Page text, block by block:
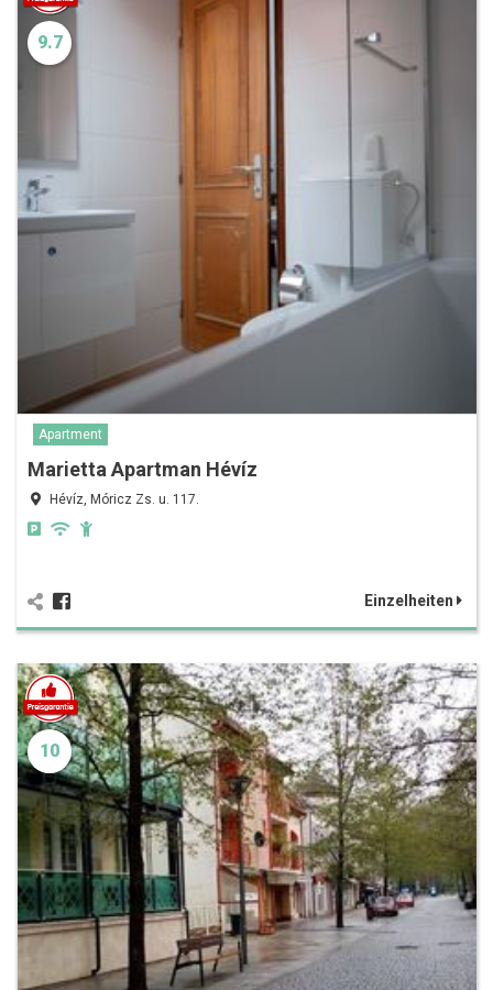
9.7
Apartment
Marietta Apartman Hévíz
Hévíz, Móricz Zs. u. 117.
Einzelheiten
10